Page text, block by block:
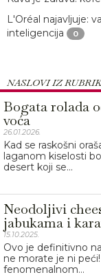
L'Oréal najavljuje:
inteligencija
0
NASLOVI IZ
Bogata rolada
voća
26.01.2026.
Kad se raskošni
laganom kiselosti
desert koji se...
Neodoljivi
jabukama i
15.10.2025.
Ovo je definitivno
ne morate je ni
fenomenalnom...